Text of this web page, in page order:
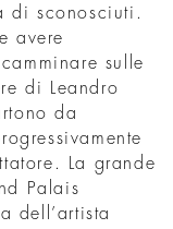
di sconosciuti.
avere
sulle
di Leandro
da
La grande
Palais
dell’artista